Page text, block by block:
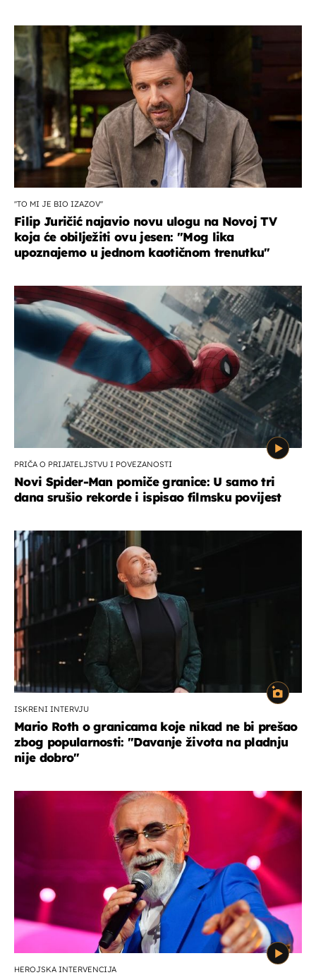
''TO MI JE BIO IZAZOV''
Filip Juričić najavio novu ulogu na Novoj TV
koja će obilježiti ovu jesen: ''Mog lika
upoznajemo u jednom kaotičnom trenutku''
PRIČA O PRIJATELJSTVU I POVEZANOSTI
Novi Spider-Man pomiče granice: U samo tri
dana srušio rekorde i ispisao filmsku povijest
ISKRENI INTERVJU
Mario Roth o granicama koje nikad ne bi prešao
zbog popularnosti: "Davanje života na pladnju
nije dobro"
HEROJSKA INTERVENCIJA